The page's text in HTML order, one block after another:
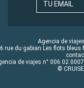
TU EMAIL
Agencia de
rue du gabian Les flots bleus
de viajes n° 006 02
©